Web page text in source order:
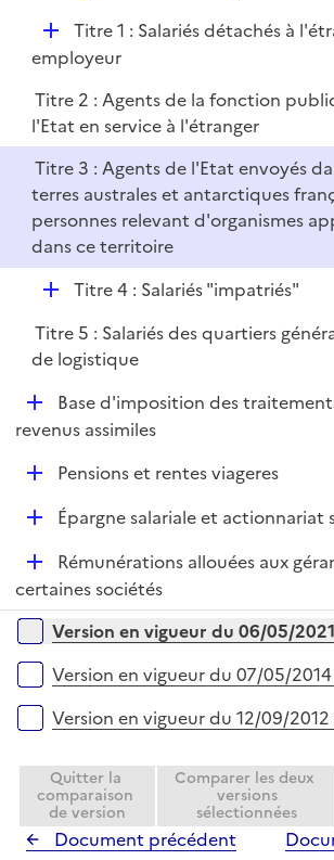
r
l
i
e
r
p
l
i
e
r
D
é
l
i
e
r
Titre 1 : Salariés détachés à
employeur
Titre 2 : Agents de la fonction
l'Etat en service à l'étranger
Titre 3 : Agents de l'Etat envoyés
terres australes et antarctiques
personnes relevant d'organismes
dans ce territoire
D
p
l
i
r
Titre 4 : Salariés "impatriés"
Titre 5 : Salariés des quartiers
de logistique
D
é
Base d'imposition des
revenus assimiles
D
e
r
Pensions et rentes viageres
D
l
e
r
Épargne salariale et actionnariat
D
é
p
e
r
Rémunérations allouées aux
certaines sociétés
Versions sur la période
Version en vigueur du 06/05/
Version en vigueur du 07/05/
Version en vigueur du 12/09/
Quitter la
comparaison
de version
Comparer les deux
versions
sélectionnées
Document précédent